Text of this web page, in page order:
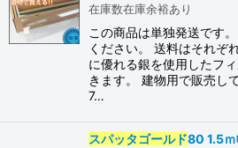
在庫数在庫余裕あり
この商品は単独発送です
ください。 送料はそれぞ
に優れる銀を使用したフ
きます。 建物用で販売し
7…
スパッタゴールド80 1.5